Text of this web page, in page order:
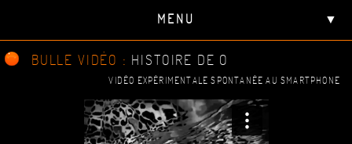
MENU ▼
BULLE VIDÉO : HISTOIRE DE O
VIDÉO EXPÉRIMENTALE SPONTANÉE AU SMARTPHONE